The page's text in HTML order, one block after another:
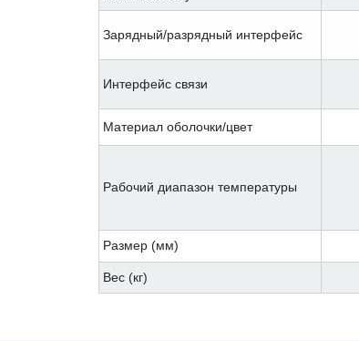
Зарядный/разрядный интерфейс
Интерфейс связи
Материал оболочки/цвет
Рабочий диапазон температуры
Размер (мм)
Вес (кг)